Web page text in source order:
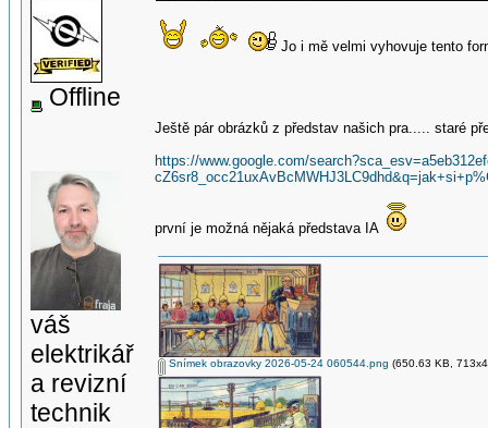
Offline
váš
elektrikář
a revizní
technik
Jo i mě velmi vyhovuje tento
Ještě pár obrázků z představ našich pra..... staré
https://www.google.com/
první je možná nějaká představa IA
Snímek obrazovky 2026-05-24 060544.png (650.63 KB,